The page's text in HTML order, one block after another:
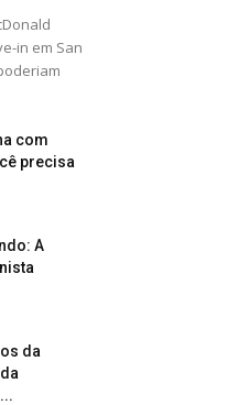
in em San
com
precisa
A
da